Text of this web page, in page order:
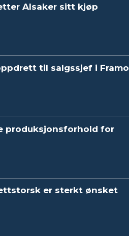
Alsaker sitt kjøp
til salgssjef i Framo
produksjonsforhold for
er sterkt ønsket